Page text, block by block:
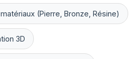
(Pierre, Bronze, Résine)
3D